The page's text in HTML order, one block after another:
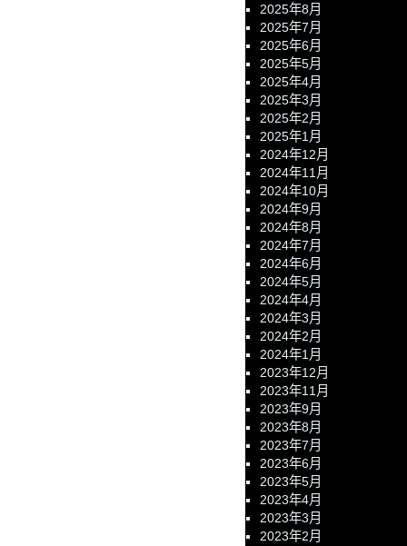
2025年8月
2025年7月
2025年6月
2025年5月
2025年4月
2025年3月
2025年2月
2025年1月
2024年12月
2024年11月
2024年10月
2024年9月
2024年8月
2024年7月
2024年6月
2024年5月
2024年4月
2024年3月
2024年2月
2024年1月
2023年12月
2023年11月
2023年9月
2023年8月
2023年7月
2023年6月
2023年5月
2023年4月
2023年3月
2023年2月